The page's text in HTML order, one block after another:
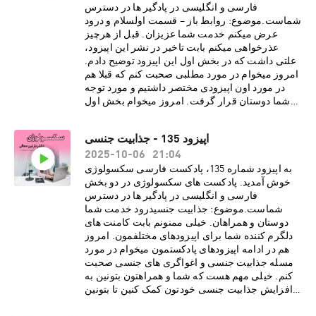
افراد· تفاوت میان فتیش و کینک در
چیست· لزوم داشتن رضایت مشتاقانه از پارتنر
برای انجام کینک و رفتار های جنسیدرباره دکتر نازنین
معالیدکتر نازنین معالی، روانشناس بالینی و
پژوهشگر روابط جنسی، دارای بورد فوق تخصصی در
بیمارستان کایزر هستند. هم اکنون مطب ایشان در
شهر لس آنجلس به صورت ویدیو تراپی، پذیرای
درمان مدد جویان می باشد. دکتر معالی با مطالعات و
تجربیات و دانسته های خود از طریق رسانه های
اجتماعی برای عموم مخاطبین فارسی زبان
هستند.اسپانسر
پادکست:https://www.promescent.com/?
utm_campaign=sex15_promo&utm_medium=p
odcast Go HERE to save 15% off your first
order. سایت انگلیسی پادکست
سکسولوژی:http://www.sexologypodcast.comچ
ک لیست رایگانِ 75 روش برای گرم کردن رابطه
زناشویی:https://zaya.io/z0dvyچک لیست رایگانِ
راهنمایی هایی برای نعوظ
همیشگی:https://zaya.io/jmdgqما را در صفحات
فارسی و انگلیسی در پادگیر ها در دسترس
شماست.موضوع: روابط باز – قسمت اولسلام و درود
عرض میکنم خدمت شما عزیزان. قبل از هرچیز
عذرخواهی میکنم بابت تاخیر در نشر این اپیزود،
علتی داشت که در بخش اول این اپیزود توضیح دادم.
امروز میخوام در مورد مطلبی صحبت کنم که قبلا هم
در مورد اون اپیزودی مختصر داشتیم و مورد توجه
شما دوستان قرار گرفت. امروز میخوام بخش اول
شود به موارد زیر اشاره کرد:· انواع روابط باز چه
تعریف و چه محدودیتی دارد· این گونه روابط
برای چه افرادی خوب و برای چه افرادی نا مناسب
است· تفاوت روابط باز نوین با چند همسری در
سنت اسلام چیست؟· بررسی احساسات مثبت و
منفی زوجین در روابط باز· بررسی تجربیات
افرادی که در این گونه روابط بوده انددرباره دکتر
نازنین معالیدکتر نازنین معالی، روانشناس بالینی و
پژوهشگر روابط جنسی، دارای بورد فوق تخصصی در
بیمارستان کایزر هستند. هم اکنون مطب ایشان در
شهر لس آنجلس به صورت ویدیو تراپی، پذیرای
درمان مدد جویان می باشد. دکتر معالی با مطالعات و
اپیزود 135 - جذابیت جنسی
2025-10-06
21:04
به اپیزود شماره 135، پادکست فارسی سکسولوژی
خوش آمدید. پادکست های سکسولوژی در دو بخش
فارسی و انگلیسی در پادگیر ها در دسترس
شماست.موضوع: جذابیت جنسیدرود خدمت شما
دوستان و همراهان. خیلی ممنونم بابت کامنت های
دلگرم کننده شما برای اپیزودهای مختلفمون. امروز
هم در ادامه اپیزودهای پادکستمون میخوام در مورد
مسله جذابیت جنسی و اغواگری های جنسی صحبت
کنم. خیلی مهم هست که شما و همراهتون بتونین به
افزایش جذابیت جنسی خودتون کمک کنین تا بتونین